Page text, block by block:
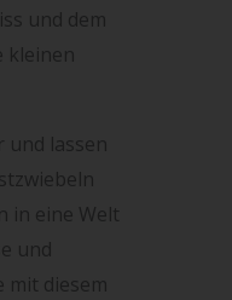
und dem
kleinen
und lassen
in eine Welt
und
mit diesem